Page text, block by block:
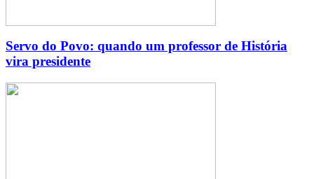
Servo do Povo: quando um professor de História
vira presidente